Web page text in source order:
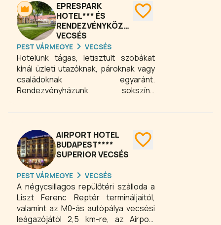
EPRESPARK
HOTEL*** ÉS
RENDEZVÉNYKÖZPONT
VECSÉS
PEST VÁRMEGYE VECSÉS
Hotelünk tágas, letisztult szobákat
kínál üzleti utazóknak, pároknak vagy
családoknak egyaránt.
Rendezvényházunk sokszínű
az esküvő, céges esemény vagy
pedig gondoskodik róla, hogy minden
étkezés emlékezetes legyen
minőségi alapanyagokkal, modern
fogásokkal és valódi figyelemmel.
Közel vagyunk Budapesthez és a
repülőtérhez.
AIRPORT HOTEL
BUDAPEST****
SUPERIOR VECSÉS
PEST VÁRMEGYE VECSÉS
A négycsillagos repülőtéri szálloda a
Liszt Ferenc Reptér termináljaitól,
valamint az M0-ás autópálya vecsési
leágazójától 2,5 km-re, az Airport